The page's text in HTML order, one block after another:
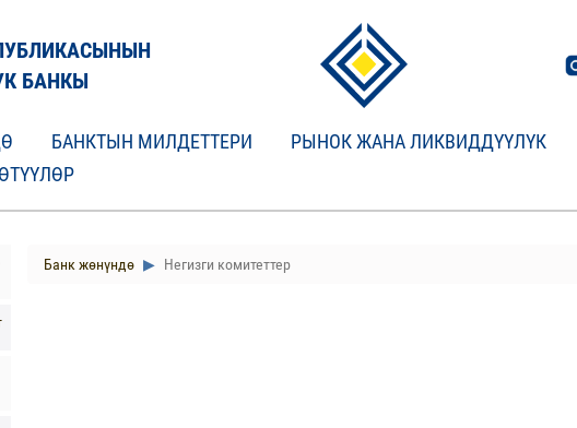
БАНКЫ
БАНКТЫН МИЛДЕТТЕРИ РЫНОК ЖАНА ЛИКВИДДҮҮЛҮК
Банк жөнүндө Негизги комитеттер